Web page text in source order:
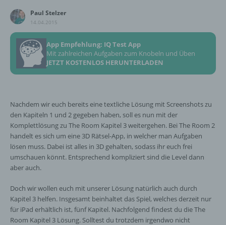
Paul Stelzer
14.04.2015
App Empfehlung: IQ Test App
Mit zahlreichen Aufgaben zum Knobeln und Üben
JETZT KOSTENLOS HERUNTERLADEN
Nachdem wir euch bereits eine textliche Lösung mit Screenshots zu
den Kapiteln 1 und 2 gegeben haben, soll es nun mit der
Komplettlösung zu The Room Kapitel 3 weitergehen. Bei The Room 2
handelt es sich um eine 3D Rätsel-App, in welcher man Aufgaben
lösen muss. Dabei ist alles in 3D gehalten, sodass ihr euch frei
umschauen könnt. Entsprechend kompliziert sind die Level dann
aber auch.
Doch wir wollen euch mit unserer Lösung natürlich auch durch
Kapitel 3 helfen. Insgesamt beinhaltet das Spiel, welches derzeit nur
für iPad erhältlich ist, fünf Kapitel. Nachfolgend findest du die The
Room Kapitel 3 Lösung. Solltest du trotzdem irgendwo nicht